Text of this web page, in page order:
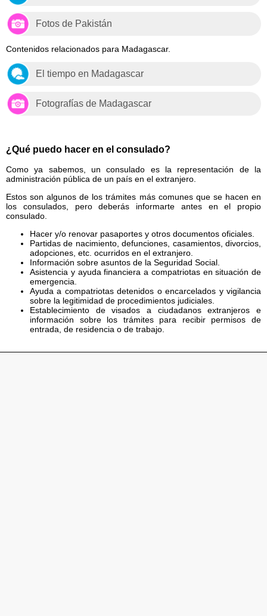
Fotos de Pakistán
Contenidos relacionados para Madagascar.
El tiempo en Madagascar
Fotografías de Madagascar
¿Qué puedo hacer en el consulado?
Como ya sabemos, un consulado es la representación de la
administración pública de un país en el extranjero.
Estos son algunos de los trámites más comunes que se hacen en
los consulados, pero deberás informarte antes en el propio
consulado.
Hacer y/o renovar pasaportes y otros documentos oficiales.
Partidas de nacimiento, defunciones, casamientos, divorcios,
adopciones, etc. ocurridos en el extranjero.
Información sobre asuntos de la Seguridad Social.
Asistencia y ayuda financiera a compatriotas en situación de
emergencia.
Ayuda a compatriotas detenidos o encarcelados y vigilancia
sobre la legitimidad de procedimientos judiciales.
Establecimiento de visados a ciudadanos extranjeros e
información sobre los trámites para recibir permisos de
entrada, de residencia o de trabajo.